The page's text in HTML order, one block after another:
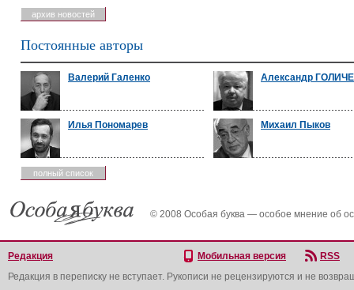
архив новостей
Постоянные авторы
Валерий Галенко Александр
Илья Пономарев Михаил Пыков
полный список
© 2008 Особая буква — особое мнение об
Редакция Мобильная версия
RSS
Редакция в переписку не вступает. Рукописи не рецензируются и не